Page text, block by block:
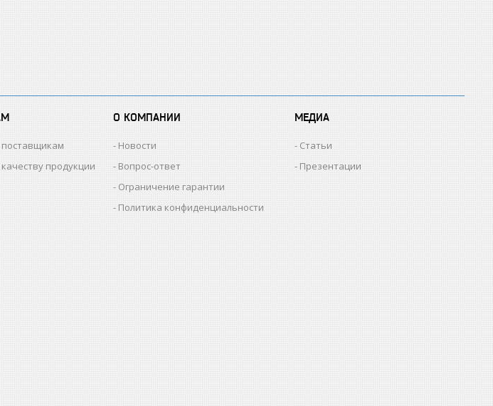
продукции
О КОМПАНИИ
Новости
Вопрос-ответ
Ограничение гарантии
Политика конфиденциальности
МЕДИА
Статьи
Презентации